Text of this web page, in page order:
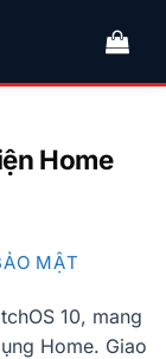
Home
MẬT
10, mang
Home. Giao